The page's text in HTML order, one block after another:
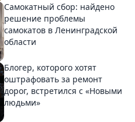
Самокатный сбор: найдено
решение проблемы
самокатов в Ленинградской
области
Блогер, которого хотят
оштрафовать за ремонт
дорог, встретился с «Новыми
людьми»